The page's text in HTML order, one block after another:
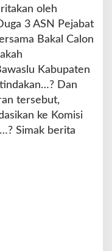
oleh
3 ASN Pejabat
Bakal Calon
Kabupaten
Dan
tersebut,
ke Komisi
Simak berita